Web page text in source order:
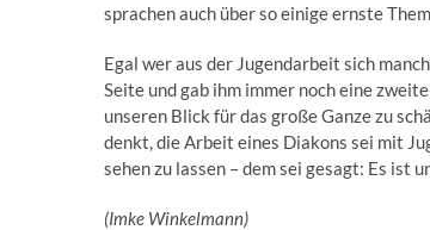
sprachen auch über so einige ernste
Egal wer aus der Jugendarbeit sich
Seite und gab ihm immer noch eine
unseren Blick für das große Ganze zu
denkt, die Arbeit eines Diakons sei mit
sehen zu lassen – dem sei gesagt: Es ist
(Imke Winkelmann)